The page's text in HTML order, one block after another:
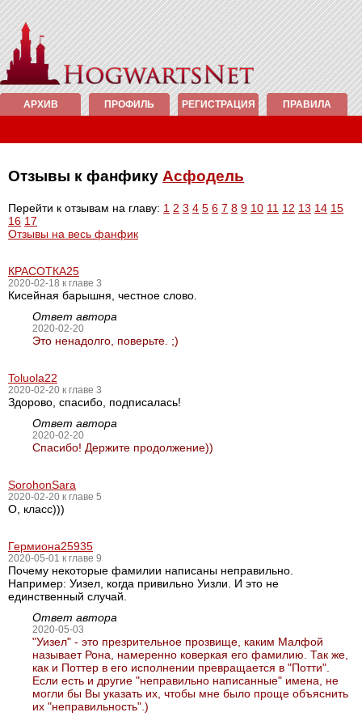
АРХИВ ПРОФИЛЬ РЕГИСТРАЦИЯ ПРАВИЛА
Отзывы к фанфику Асфодель
Перейти к отзывам на главу: 1 2 3 4 5 6 7 8 9 10 11 12 13 14 15
16 17
Отзывы на весь фанфик
КРАСОТКА25
2020-02-18 к главе 3
Кисейная барышня, честное слово.
Ответ автора
2020-02-20
Это ненадолго, поверьте. ;)
Toluola22
2020-02-20 к главе 3
Здорово, спасибо, подписалась!
Ответ автора
2020-02-20
Спасибо! Держите продолжение))
SorohonSara
2020-02-20 к главе 5
О, класс)))
Гермиона25935
2020-05-01 к главе 9
Почему некоторые фамилии написаны неправильно.
Например: Уизел, когда привильно Уизли. И это не
единственный случай.
Ответ автора
2020-05-03
"Уизел" - это презрительное прозвище, каким Малфой
называет Рона, намеренно коверкая его фамилию. Так же,
как и Поттер в его исполнении превращается в "Потти".
Если есть и другие "неправильно написанные" имена, не
могли бы Вы указать их, чтобы мне было проще объяснить
их "неправильность".)